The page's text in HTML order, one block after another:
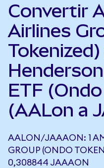
Convertir
Airlines
ETF
(AALon a
AALON/JAAAON: 1
GROUP (ONDO
0,308844 JAAAON